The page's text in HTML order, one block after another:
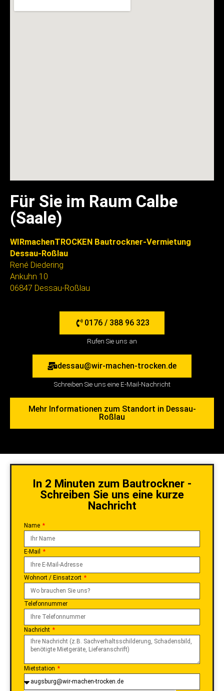
Für Sie im Raum Calbe
(Saale)
WIRmachenTROCKEN Bautrockner-Vermietung
Dessau-Roßlau
René Diedering
Ankuhn 10
06847 Dessau-Roßlau
0176 / 388 96 323
Rufen Sie uns an
dessau@wir-machen-trocken.de
Schreiben Sie uns eine E-Mail-Nachricht
Mehr Informationen zum Standort in Dessau-
Roßlau
In 2 Minuten zum Bautrockner -
Schreiben Sie uns eine kurze
Nachricht
Name
E-Mail
Wohnort / Einsatzort
Telefonnummer
Nachricht
Mietstation